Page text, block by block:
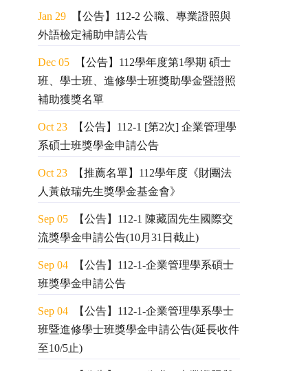
Jan 29 【公告】112-2 公職、專業證照與
外語檢定補助申請公告
Dec 05 【公告】112學年度第1學期 碩士
班、學士班、進修學士班獎助學金暨證照
補助獲獎名單
Oct 23 【公告】112-1 [第2次] 企業管理學
系碩士班獎學金申請公告
Oct 23 【推薦名單】112學年度《財團法
人黃啟瑞先生獎學金基金會》
Sep 05 【公告】112-1 陳藏固先生國際交
流獎學金申請公告(10月31日截止)
Sep 04 【公告】112-1-企業管理學系碩士
班獎學金申請公告
Sep 04 【公告】112-1-企業管理學系學士
班暨進修學士班獎學金申請公告(延長收件
至10/5止)